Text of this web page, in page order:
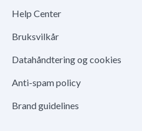
Help Center
Bruksvilkår
Datahåndtering og cookies
Anti-spam policy
Brand guidelines